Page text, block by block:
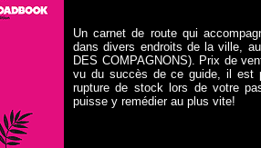
Un carnet de route qui
dans divers endroits de la ville,
DES COMPAGNONS). Prix de
vu du succès de ce guide, il est
rupture de stock lors de votre
puisse y remédier au plus vite!